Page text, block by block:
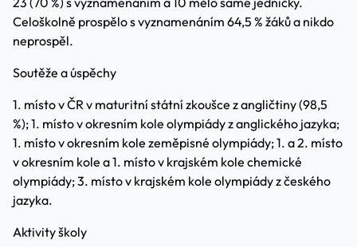
Celoškolně prospělo s vyznamenáním 64,5 % žáků a nikdo
neprospěl.
Soutěže a úspěchy
1. místo v ČR v maturitní státní zkoušce z angličtiny (98,5
%); 1. místo v okresním kole olympiády z anglického jazyka;
1. místo v okresním kole zeměpisné olympiády; 1. a 2. místo
v okresním kole a 1. místo v krajském kole chemické
olympiády; 3. místo v krajském kole olympiády z českého
jazyka.
Aktivity školy